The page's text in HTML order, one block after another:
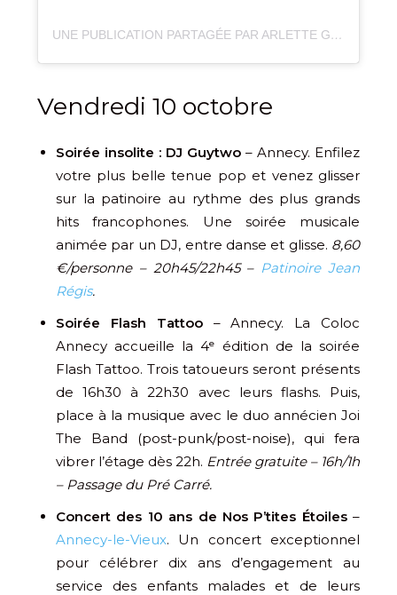
UNE PUBLICATION PARTAGÉE PAR ARLETTE GRUSS OFFICIEL (@CIRQUEARLETTEGRUSSOFFICIEL)
Vendredi 10 octobre
Soirée insolite : DJ Guytwo – Annecy. Enfilez
votre plus belle tenue pop et venez glisser
sur la patinoire au rythme des plus grands
hits francophones. Une soirée musicale
animée par un DJ, entre danse et glisse. 8,60
€/personne – 20h45/22h45 – Patinoire Jean
Régis.
Soirée Flash Tattoo– Annecy. La Coloc
Annecy accueille la 4ᵉ édition de la soirée
Flash Tattoo. Trois tatoueurs seront présents
de 16h30 à 22h30 avec leurs flashs. Puis,
place à la musique avec le duo annécien Joi
The Band (post-punk/post-noise), qui fera
vibrer l’étage dès 22h. Entrée gratuite – 16h/1h
– Passage du Pré Carré.
Concert des 10 ans de Nos P’tites Étoiles–
Annecy-le-Vieux. Un concert exceptionnel
pour célébrer dix ans d’engagement au
service des enfants malades et de leurs